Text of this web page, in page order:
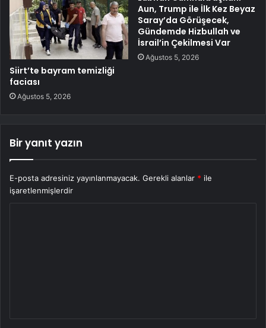
Siirt’te bayram temizliği
faciası
Ağustos 5, 2026
Aun, Trump ile İlk Kez Beyaz
Saray’da Görüşecek,
Gündemde Hizbullah ve
İsrail’in Çekilmesi Var
Ağustos 5, 2026
Bir yanıt yazın
E-posta adresiniz yayınlanmayacak. Gerekli alanlar * ile
işaretlenmişlerdir